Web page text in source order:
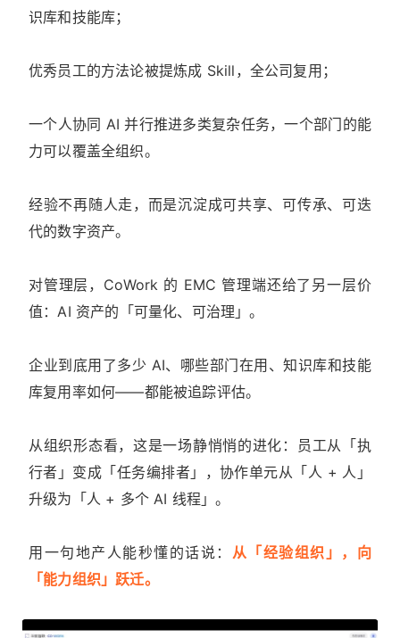
识库和技能库；
优秀员工的方法论被提炼成 Skill，全公司复用；
一个人协同 AI 并行推进多类复杂任务，一个部门的能
力可以覆盖全组织。
经验不再随人走，而是沉淀成可共享、可传承、可迭
代的数字资产。
对管理层，CoWork 的 EMC 管理端还给了另一层价
值：AI 资产的「可量化、可治理」。
企业到底用了多少 AI、哪些部门在用、知识库和技能
库复用率如何——都能被追踪评估。
从组织形态看，这是一场静悄悄的进化：员工从「执
行者」变成「任务编排者」，协作单元从「人 + 人」
升级为「人 + 多个 AI 线程」。
用一句地产人能秒懂的话说： 从「经验组织」，向
「能力组织」跃迁。